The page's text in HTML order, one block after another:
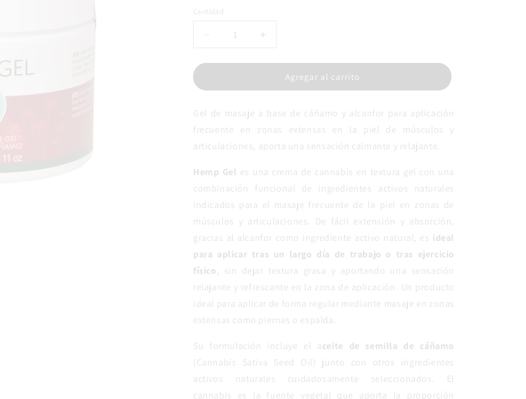
Cantidad
Cantidad
Reducir
para
Gel
Masaje
para
Hemp
Gel
Masaje
Agregar al carrito
Gel de masaje a base de cáñamo y alcanfor para aplicación
frecuente en zonas extensas en la piel de músculos y
articulaciones, aporta una sensación calmante y relajante.
Hemp Gel es una crema de cannabis en textura gel con una
combinación funcional de ingredientes activos naturales
indicados para el masaje frecuente de la piel en zonas de
músculos y articulaciones. De fácil extensión y absorción,
gracias al alcanfor como ingrediente activo natural, es ideal
para aplicar tras un largo día de trabajo o tras ejercicio
físico, sin dejar textura grasa y aportando una sensación
relajante y refrescante en la zona de aplicación. Un producto
ideal para aplicar de forma regular mediante masaje en zonas
extensas como piernas o espalda.
Su formulación incluye el aceite de semilla de cáñamo
(Cannabis Sativa Seed Oil) junto con otros ingredientes
activos naturales cuidadosamente seleccionados. El
cannabis es la fuente vegetal que aporta la proporción